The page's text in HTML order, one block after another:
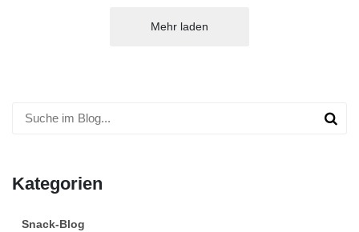
Mehr laden
Kategorien
Snack-Blog